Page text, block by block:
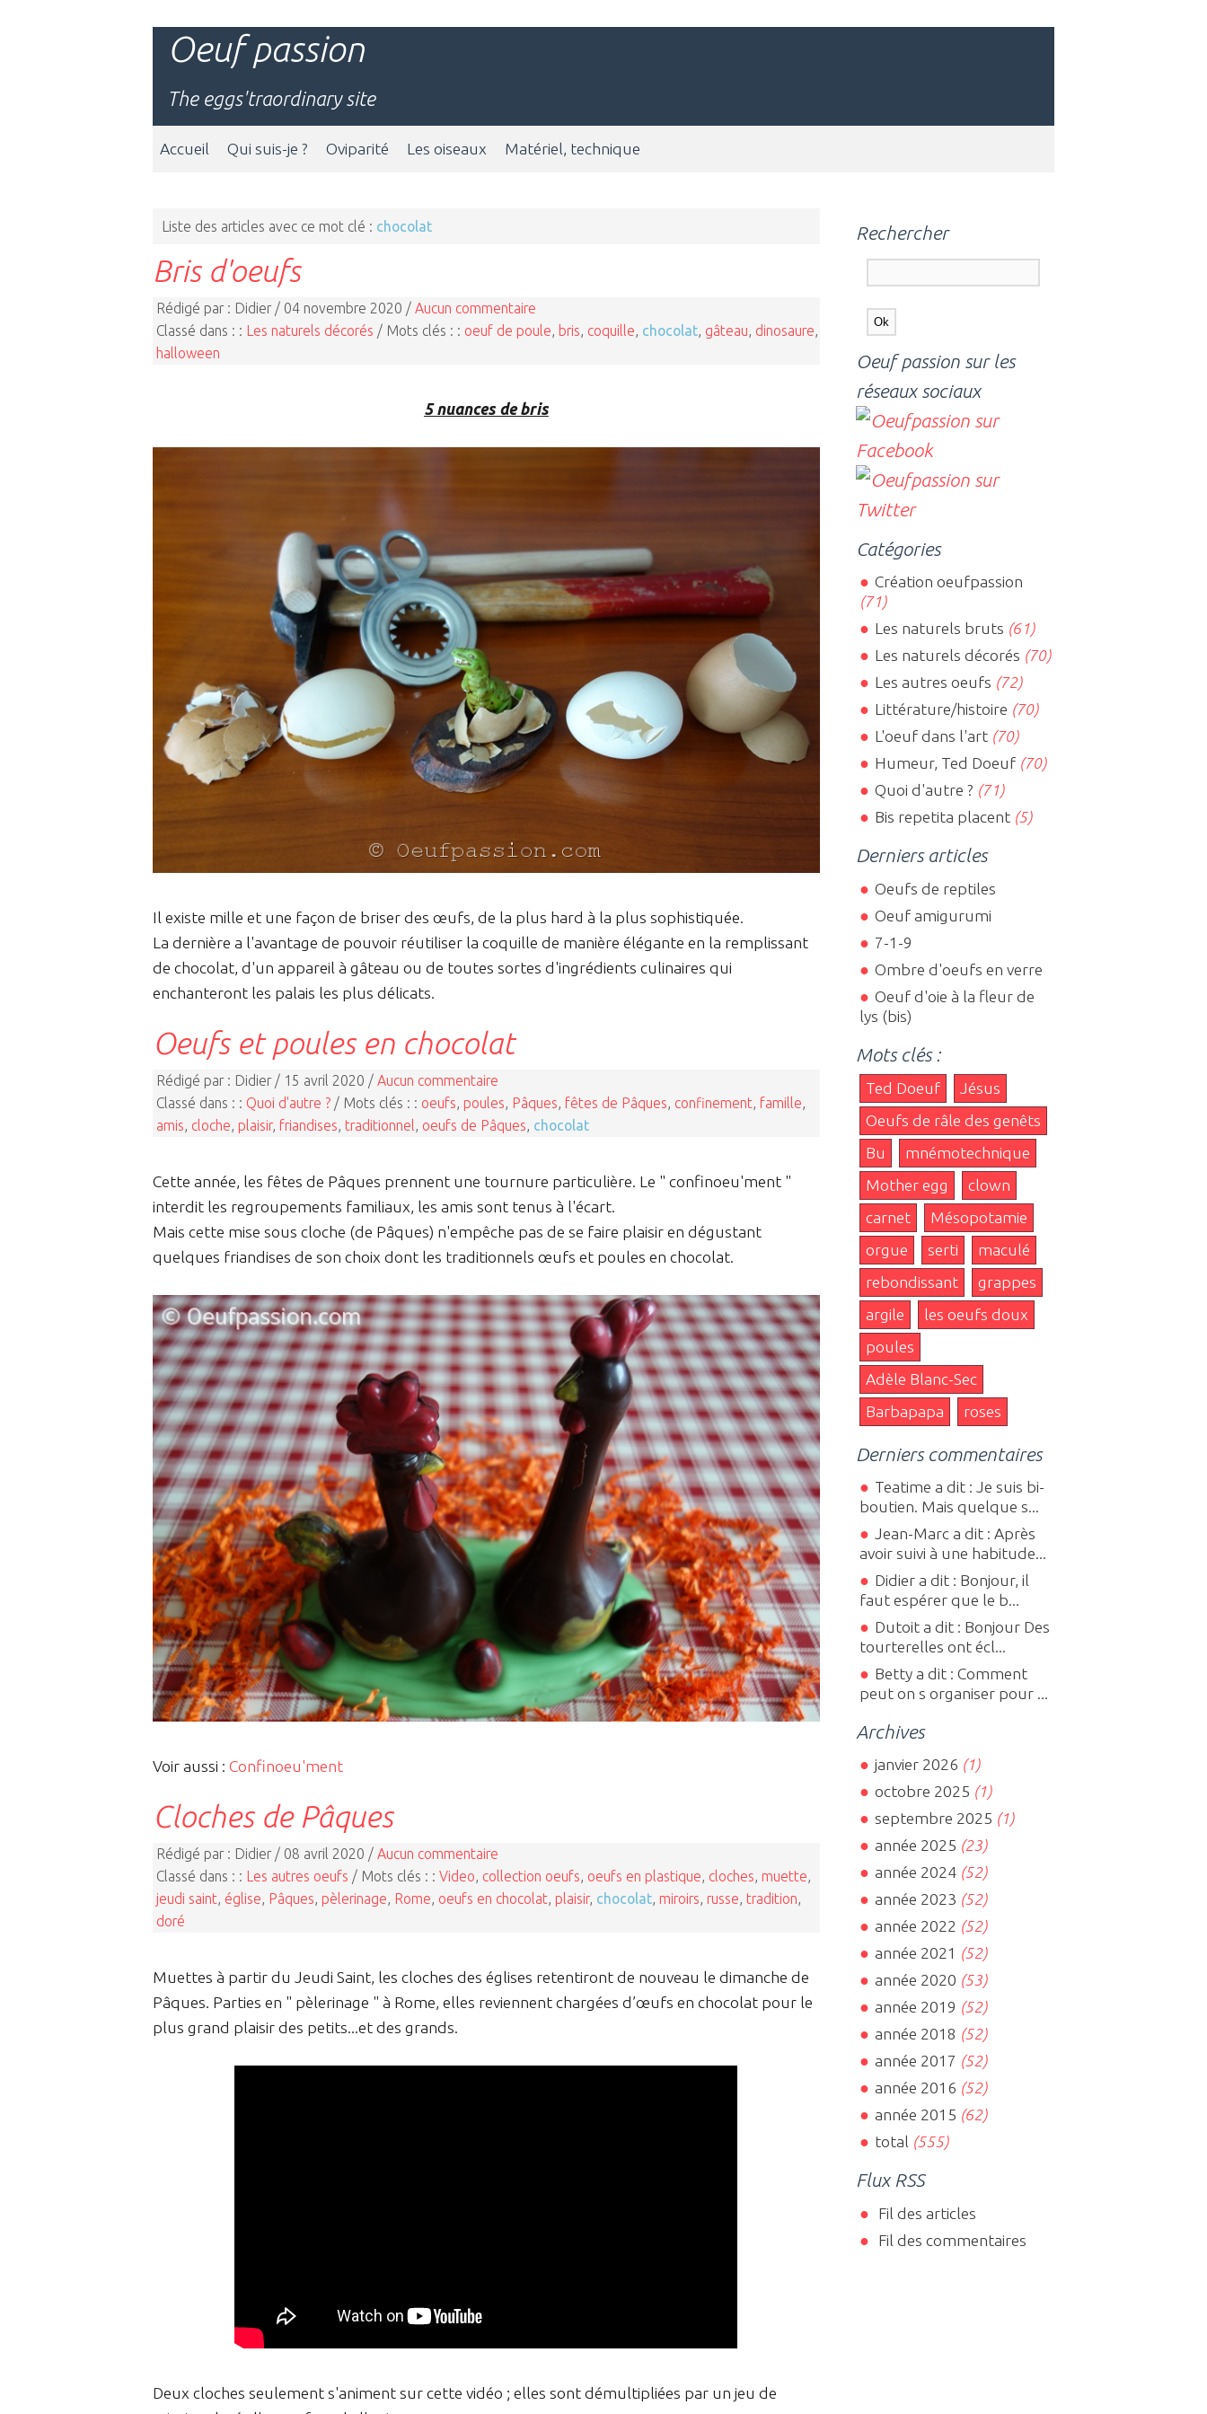
Oeuf passion
The eggs'traordinary site
Accueil Qui suis-je ? Oviparité Les oiseaux Matériel, technique
Liste des articles avec ce mot clé : chocolat
Bris d'oeufs
Rédigé par : Didier / 04 novembre 2020 / Aucun commentaire
Classé dans : : Les naturels décorés / Mots clés : : oeuf de poule bris coquille chocolat gâteau dinosaure
halloween
5 nuances de bris
Il existe mille et une façon de briser des œufs, de la plus hard à la plus sophistiquée.
La dernière a l'avantage de pouvoir réutiliser la coquille de manière élégante en la remplissant
de chocolat, d'un appareil à gâteau ou de toutes sortes d'ingrédients culinaires qui
enchanteront les palais les plus délicats.
Oeufs et poules en chocolat
Rédigé par : Didier / 15 avril 2020 / Aucun commentaire
Classé dans : : Quoi d'autre ? / Mots clés : : oeufs, poules, Pâques, fêtes de Pâques, confinement, famille,
amis, cloche, plaisir, friandises, traditionnel, oeufs de Pâques, chocolat
Cette année, les fêtes de Pâques prennent une tournure particulière. Le " confinoeu'ment "
interdit les regroupements familiaux, les amis sont tenus à l'écart.
Mais cette mise sous cloche (de Pâques) n'empêche pas de se faire plaisir en dégustant
quelques friandises de son choix dont les traditionnels œufs et poules en chocolat.
Voir aussi : Confinoeu'ment
Cloches de Pâques
Rédigé par : Didier / 08 avril 2020 / Aucun commentaire
Classé dans : : Les autres oeufs / Mots clés : : Video, collection oeufs, oeufs en plastique, cloches, muette,
jeudi saint, église, Pâques, pèlerinage, Rome, oeufs en chocolat, plaisir, chocolat, miroirs, russe, tradition,
doré
Muettes à partir du Jeudi Saint, les cloches des églises retentiront de nouveau le dimanche de
Pâques. Parties en " pèlerinage " à Rome, elles reviennent chargées d’œufs en chocolat pour le
plus grand plaisir des petits...et des grands.
Deux cloches seulement s'animent sur cette vidéo ; elles sont démultipliées par un jeu de
Rechercher
Oeuf passion sur les
réseaux sociaux
Catégories
Création oeufpassion
(71)
Les naturels bruts (61)
Les naturels décorés (70)
Les autres oeufs (72)
Littérature/histoire (70)
L'oeuf dans l'art(70)
Humeur, Ted Doeuf(70)
Quoi d'autre ? (71)
Bis repetita placent(5)
Derniers articles
Oeufs de reptiles
Oeuf amigurumi
7-1-9
Ombre d'oeufs en verre
Oeuf d'oie à la fleur de
lys (bis)
Mots clés :
Ted Doeuf
Jésus
Oeufs de râle des genêts
Bu
mnémotechnique
Mother egg
clown
carnet
Mésopotamie
orgue
serti
maculé
rebondissant
grappes
argile
les oeufs doux
poules
Adèle Blanc-Sec
Barbapapa
roses
Derniers commentaires
Teatime a dit : Je suis bi-
boutien. Mais quelque s...
Jean-Marc a dit : Après
avoir suivi à une habitude...
Didier a dit : Bonjour, il
faut espérer que le b...
Dutoit a dit : Bonjour Des
tourterelles ont écl...
Betty a dit : Comment
peut on s organiser pour ...
Archives
janvier 2026 (1)
octobre 2025 (1)
septembre 2025 (1)
année 2025 (23)
année 2024(52)
année 2023 (52)
année 2022 (52)
année 2021 (52)
année 2020 (53)
année 2019 (52)
année 2018 (52)
année 2017 (52)
année 2016 (52)
année 2015 (62)
total (555)
Flux RSS
Fil des articles
Fil des commentaires